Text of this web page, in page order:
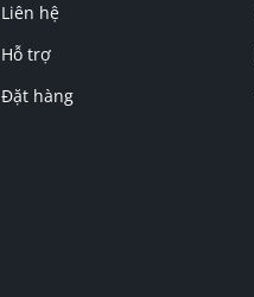
Liên hệ
Hỗ trợ
Đặt hàng